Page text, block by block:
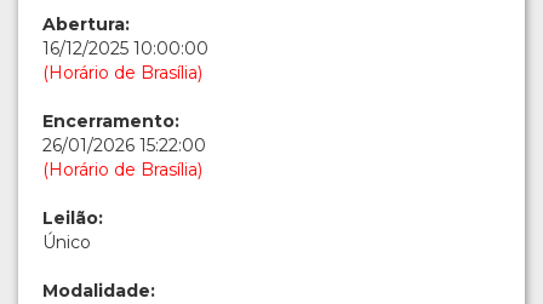
Abertura:
16/12/2025 10:00:00
(Horário de Brasília)
Encerramento:
26/01/2026 15:22:00
(Horário de Brasília)
Leilão:
Único
Modalidade: